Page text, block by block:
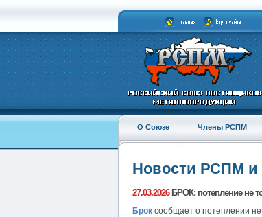
О Союзе Члены РСПМ
Новости РСПМ и
27.03.2026БРОК: потепление не
Брок сообщает о потеплении не